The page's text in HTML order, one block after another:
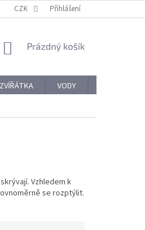
A VRÁCENÍ ZBOŽÍ
CZK Přihlášení
NÁKUPNÍ
Prázdný košík
VODY
Vzhledem k
se rozptýlit.